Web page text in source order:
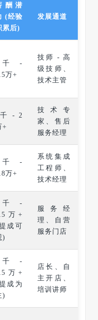
酬潜
(经验
累后)
发展通道
千 -
万+
技师 - 高
级技师、
技术主管
- 2
+
技术专
家、售后
服务经理
千 -
万+
系统集成
工程师、
技术经理
千 -
万+
成可
)
服务经
理、自营
服务门店
千 -
万+
成为
)
店长、自
主开店、
培训讲师